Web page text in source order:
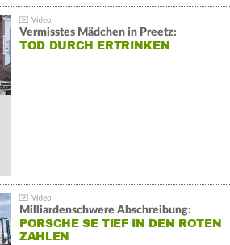
Vermisstes Mädchen in Preetz:
TOD DURCH ERTRINKEN
Milliardenschwere Abschreibung:
PORSCHE SE TIEF IN DEN ROTEN
ZAHLEN